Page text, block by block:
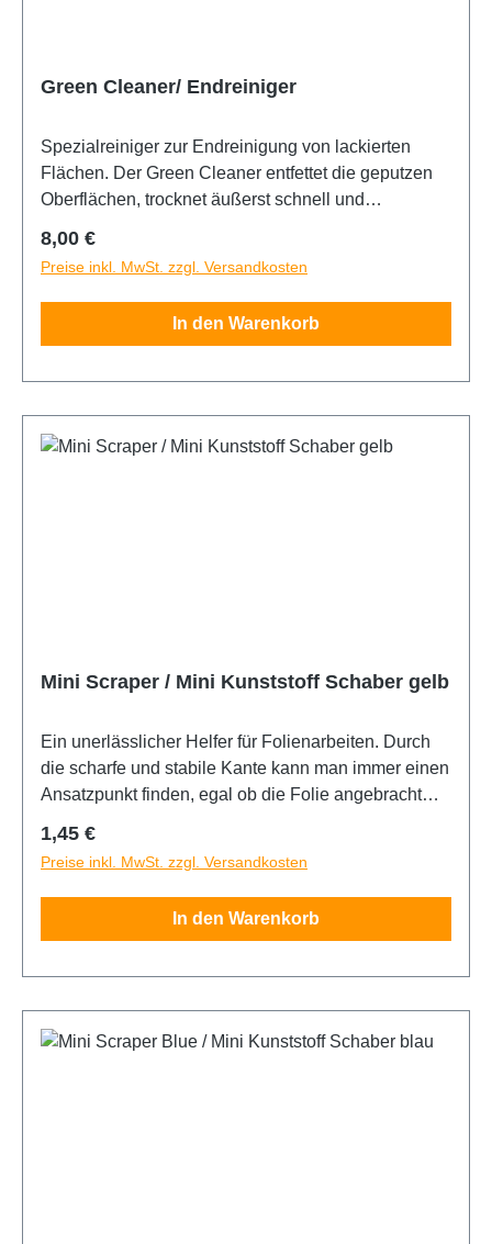
Green Cleaner/ Endreiniger
Spezialreiniger zur Endreinigung von lackierten
Flächen. Der Green Cleaner entfettet die geputzen
Oberflächen, trocknet äußerst schnell und
Folienbeklebung, unbedingt den grünen Endreiniger
vor der Verklebung verwenden. Auch als 5L Kanister
erhältlich.
Regulärer Preis:
8,00 €
Preise inkl. MwSt. zzgl. Versandkosten
In den Warenkorb
Mini Scraper / Mini Kunststoff Schaber gelb
Ein unerlässlicher Helfer für Folienarbeiten. Durch
die scharfe und stabile Kante kann man immer einen
Ansatzpunkt finden, egal ob die Folie angebracht
breit.
Regulärer Preis:
1,45 €
Preise inkl. MwSt. zzgl. Versandkosten
In den Warenkorb